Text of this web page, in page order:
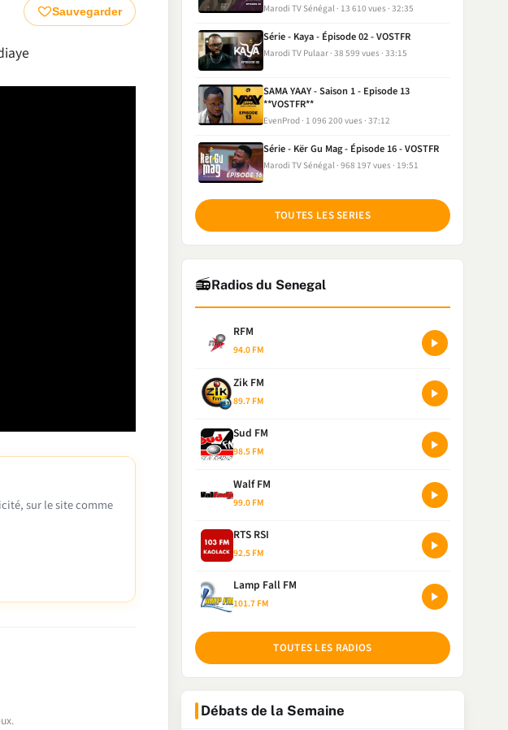
Sauvegarder
sur le site comme
Marodi TV Sénégal 13 610 vues 32:35
Série - Kaya - Épisode 02 - VOSTFR
Marodi TV Pulaar 38 599 vues 33:15
SAMA YAAY - Saison 1 - Episode 13
**VOSTFR**
EvenProd 1 096 200 vues 37:12
Série - Kër Gu Mag - Épisode 16 - VOSTFR
Marodi TV Sénégal 968 197 vues 19:51
TOUTES LES SERIES
📻Radios du Senegal
RFM
94.0 FM
Zik FM
89.7 FM
Sud FM
98.5 FM
Walf FM
99.0 FM
RTS RSI
92.5 FM
Lamp Fall FM
101.7 FM
TOUTES LES RADIOS
Débats de la Semaine